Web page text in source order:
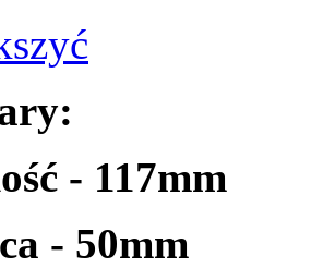
- 117mm
- 50mm